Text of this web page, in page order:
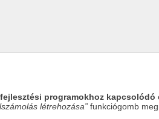
programokhoz kapcsolódó
létrehozása” funkciógomb